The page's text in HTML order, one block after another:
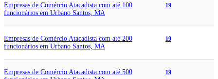
Empresas de Comércio Atacadista com até 100
funcionários em Urbano Santos, MA
19
Empresas de Comércio Atacadista com até 200
funcionários em Urbano Santos, MA
19
Empresas de Comércio Atacadista com até 500
19